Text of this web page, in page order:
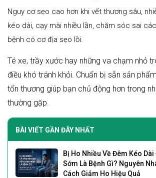
Nguy cơ sẹo cao hơn khi vết thương sâu,
kéo dài, cạy mài nhiều lần, chăm sóc sai
bệnh có cơ địa sẹo lồi.
Té xe, trầy xước hay những va chạm nhỏ
điều khó tránh khỏi. Chuẩn bị sẵn sản
tổn thương giúp bạn chủ động hơn trong
thường gặp.
BÀI VIẾT GẦN ĐÂY NHẤT
Bị Ho Nhiều Về Đêm Kéo
Sớm Là Bệnh Gì? Nguyên
Cách Giảm Ho Hiệu Quả